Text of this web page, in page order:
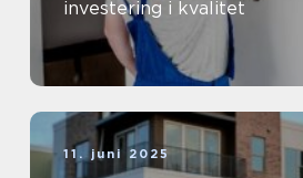
investering i kvalitet
11. juni 2025